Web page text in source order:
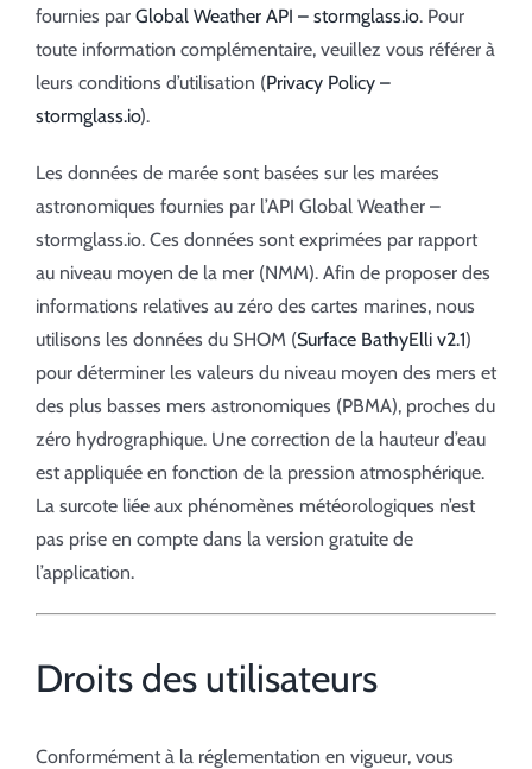
fournies par Global Weather API – stormglass.io. Pour
toute information complémentaire, veuillez vous référer à
leurs conditions d’utilisation (Privacy Policy –
stormglass.io).
Les données de marée sont basées sur les marées
astronomiques fournies par l’API Global Weather –
stormglass.io. Ces données sont exprimées par rapport
au niveau moyen de la mer (NMM). Afin de proposer des
informations relatives au zéro des cartes marines, nous
utilisons les données du SHOM (Surface BathyElli v2.1)
pour déterminer les valeurs du niveau moyen des mers et
des plus basses mers astronomiques (PBMA), proches du
zéro hydrographique. Une correction de la hauteur d’eau
est appliquée en fonction de la pression atmosphérique.
La surcote liée aux phénomènes météorologiques n’est
pas prise en compte dans la version gratuite de
l’application.
Droits des utilisateurs
Conformément à la réglementation en vigueur, vous